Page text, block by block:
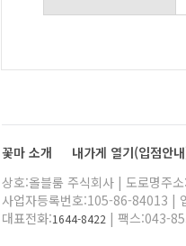
꽃마 소개 내가게 열기(입점안
상호:올블룸 주식회사 | 도로명주
사업자등록번호:105-86-84013 |
대표전화:1644-8422 | 팩스:043-